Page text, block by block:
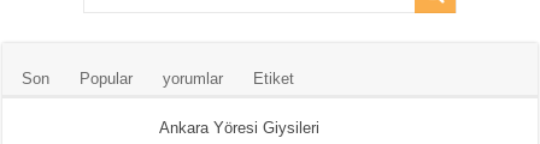
Son Popular yorumlar Etiket
Ankara Yöresi Giysileri